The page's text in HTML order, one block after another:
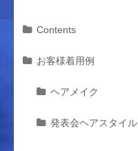
Contents
お客様着用例
ヘアメイク
発表会ヘアスタイル